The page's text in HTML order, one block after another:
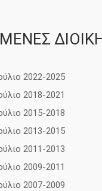
2022-2025
2018-2021
2015-2018
2013-2015
2011-2013
2009-2011
2007-2009